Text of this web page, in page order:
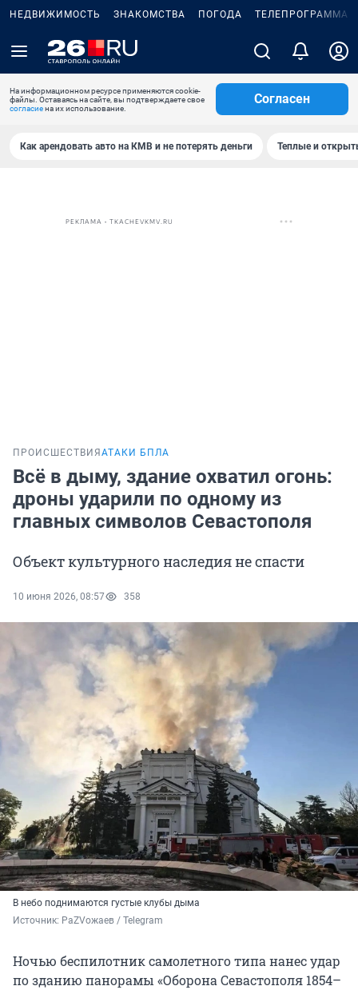
НЕДВИЖИМОСТЬ ЗНАКОМСТВА ПОГОДА ТЕЛЕПРОГРАММА
На информационном ресурсе применяются cookie-
файлы. Оставаясь на сайте, вы подтверждаете свое
согласиена их использование.
Согласен
Как арендовать авто на КМВ и не потерять деньги Теплые и
РЕКЛАМА • TKACHEVKMV.RU
ПРОИСШЕСТВИЯ АТАКИ БПЛА
Всё в дыму, здание охватил огонь:
дроны ударили по одному из
главных символов Севастополя
Объект культурного наследия не спасти
10 июня 2026, 08:57 358
В небо поднимаются густые клубы дыма
Источник: РаZVожаев / Telegram
Ночью беспилотник самолетного типа нанес удар
по зданию панорамы «Оборона Севастополя 1854–